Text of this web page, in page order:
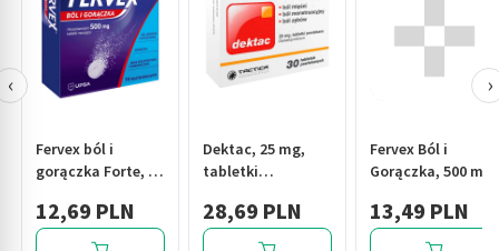
Fervex ból i
gorączka Forte, 1
musujące, 8 szt
12,69 PLN
Dektac, 25 mg,
tabletki
28,69 PLN
Fervex Ból i
Gorączka, 500 mg,
szt
13,49 PLN
‹ ›